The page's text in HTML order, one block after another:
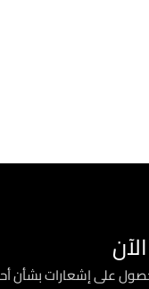
على إشعارات بشأن